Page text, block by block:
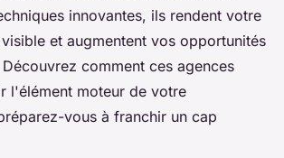
innovantes, ils rendent votre
et augmentent vos opportunités
comment ces agences
l'élément moteur de votre
vous à franchir un cap